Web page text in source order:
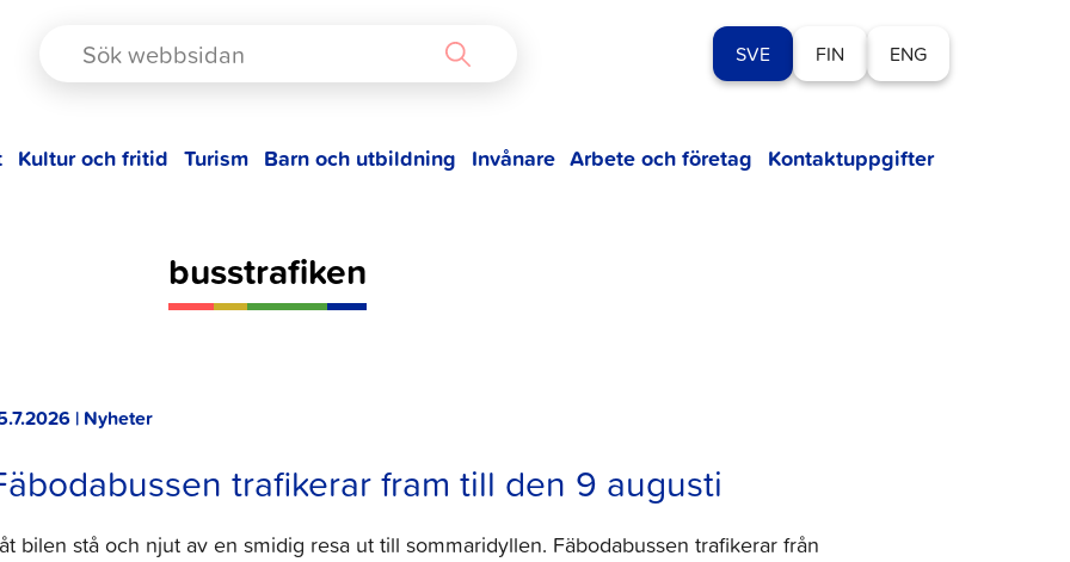
SVE FIN ENG
Kultur och fritid Turism Barn och utbildning Invånare Arbete och företag Kontaktuppgifter
busstrafiken
| Nyheter
trafikerar fram till den 9 augusti
bilen stå och njut av en smidig resa ut till sommaridyllen. Fäbodabussen trafikerar från